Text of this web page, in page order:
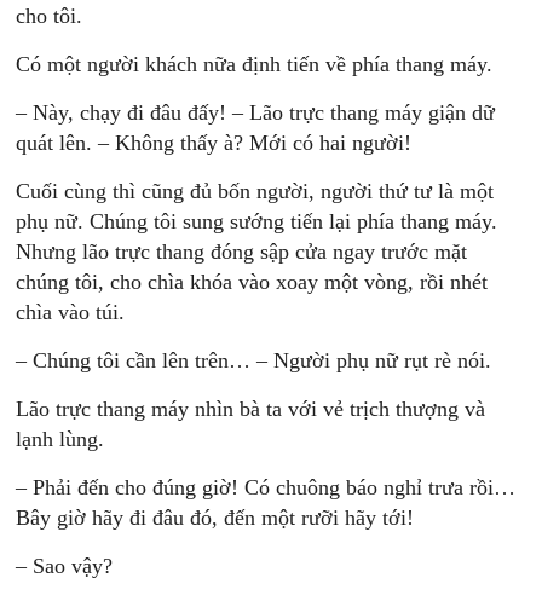
cho tôi.
Có một người khách nữa định tiến về phía thang máy.
– Này, chạy đi đâu đấy! – Lão trực thang máy giận dữ
quát lên. – Không thấy à? Mới có hai người!
Cuối cùng thì cũng đủ bốn người, người thứ tư là một
phụ nữ. Chúng tôi sung sướng tiến lại phía thang máy.
Nhưng lão trực thang đóng sập cửa ngay trước mặt
chúng tôi, cho chìa khóa vào xoay một vòng, rồi nhét
chìa vào túi.
– Chúng tôi cần lên trên… – Người phụ nữ rụt rè nói.
Lão trực thang máy nhìn bà ta với vẻ trịch thượng và
lạnh lùng.
– Phải đến cho đúng giờ! Có chuông báo nghỉ trưa rồi…
Bây giờ hãy đi đâu đó, đến một rưỡi hãy tới!
– Sao vậy?